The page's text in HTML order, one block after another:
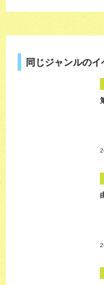
同じジャンルのイ